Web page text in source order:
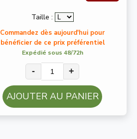
Taille :
Commandez dès aujourd'hui pour
bénéficier de ce prix préférentiel
Expédié sous 48/72h
- +
AJOUTER AU PANIER